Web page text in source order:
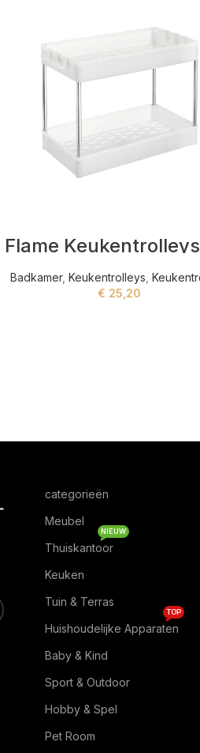
Flame
Badkamer, Keukentrolleys
€ 25,20
categorieën
Meubel
Thuiskantoor
NIEUW
Keuken
Tuin & Terras
Huishoudelijke Apparaten
TOP
Baby & Kind
Sport & Outdoor
Hobby & Spel
Pet Room